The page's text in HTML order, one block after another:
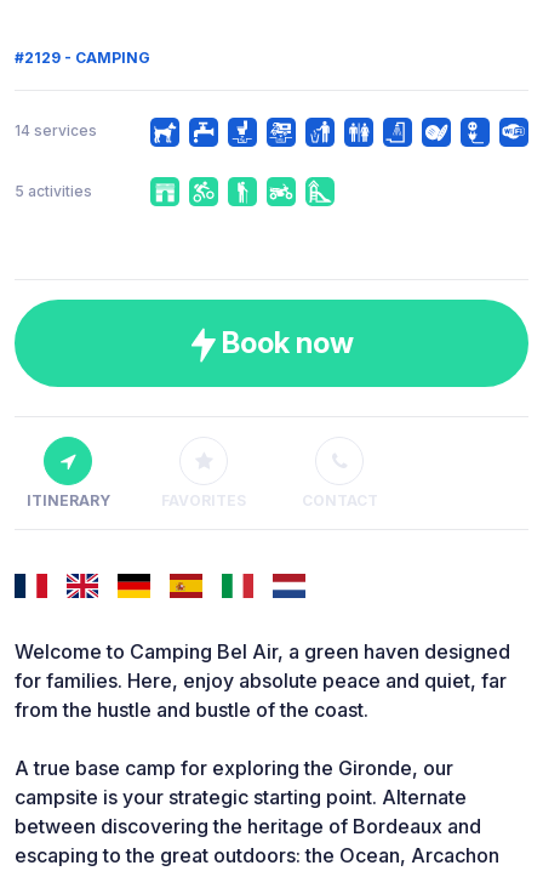
#2129 - CAMPING
14 services
5 activities
Book now
ITINERARY FAVORITES CONTACT
Welcome to Camping Bel Air, a green haven designed
for families. Here, enjoy absolute peace and quiet, far
from the hustle and bustle of the coast.
A true base camp for exploring the Gironde, our
campsite is your strategic starting point. Alternate
between discovering the heritage of Bordeaux and
escaping to the great outdoors: the Ocean, Arcachon